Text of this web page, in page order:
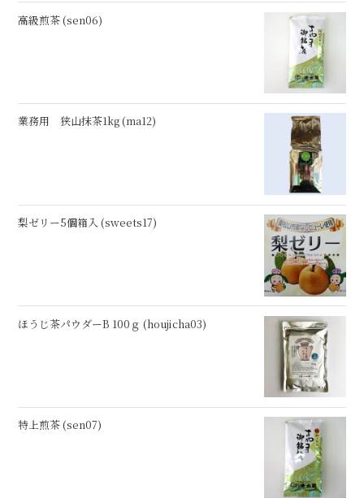
高級煎茶 (sen06)
業務用 狭山抹茶1kg (ma12)
梨ゼリー5個箱入 (sweets17)
ほうじ茶パウダーB 100ｇ (houjicha03)
特上煎茶 (sen07)